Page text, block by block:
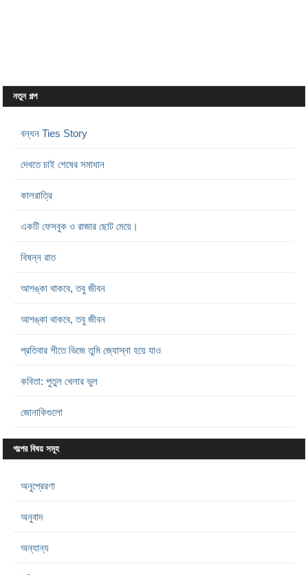
নতুন গল্প
বন্ধন Ties Story
দেখতে চাই শেষের সমাধান
কালরাত্রি
একটি ফেসবুক ও রাজার ছোট মেয়ে।
বিষন্ন রাত
আশঙ্কা থাকবে, তবু জীবন
আশঙ্কা থাকবে, তবু জীবন
প্রতিবার শীতে ভিজে তুমি জ্যোস্না হয়ে যাও
কবিতা: পুতুল খেলার ভুল
জোনাকিগুলো
গল্পের বিষয় সমূহ
অনুপ্রেরণা
অনুবাদ
অন্যান্য